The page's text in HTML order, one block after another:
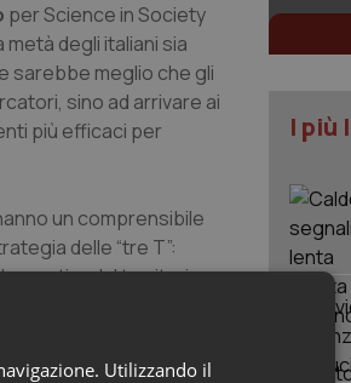
perScience in Society
degli italiani sia
sarebbe meglio che gli
sino ad arrivare ai
più efficaci per
un comprensibile
delle “tre T”:
partire dal territorio,
generale, pediatri,
un loro coinvolgimento
efficaci”.
I più
Utilizzando il